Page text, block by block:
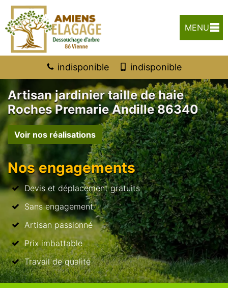
MENU
indisponible indisponible
Artisan jardinier taille de haie
Roches Premarie Andille 86340
Voir nos réalisations
Nos engagements
Devis et déplacement gratuits
Sans engagement
Artisan passionné
Prix imbattable
Travail de qualité